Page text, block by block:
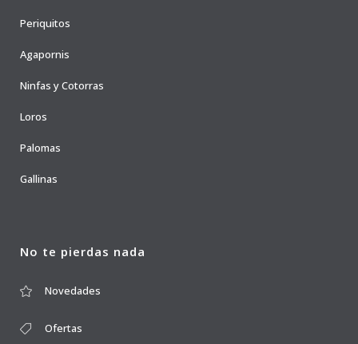
Periquitos
Agapornis
Ninfas y Cotorras
Loros
Palomas
Gallinas
No te pierdas nada
Novedades
Ofertas